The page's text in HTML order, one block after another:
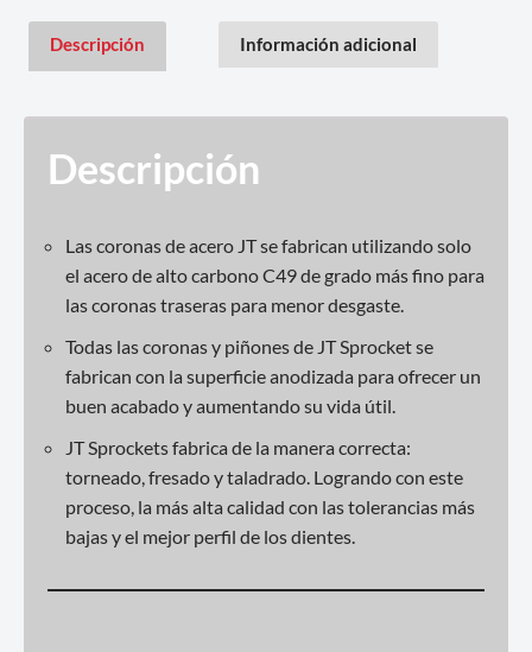
Descripción Información adicional
Descripción
Las coronas de acero JT se fabrican utilizando solo
el acero de alto carbono C49 de grado más fino para
las coronas traseras para menor desgaste.
Todas las coronas y piñones de JT Sprocket se
fabrican con la superficie anodizada para ofrecer un
buen acabado y aumentando su vida útil.
JT Sprockets fabrica de la manera correcta:
torneado, fresado y taladrado. Logrando con este
proceso, la más alta calidad con las tolerancias más
bajas y el mejor perfil de los dientes.